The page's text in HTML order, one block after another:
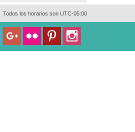
Todos los horarios son UTC-05:00